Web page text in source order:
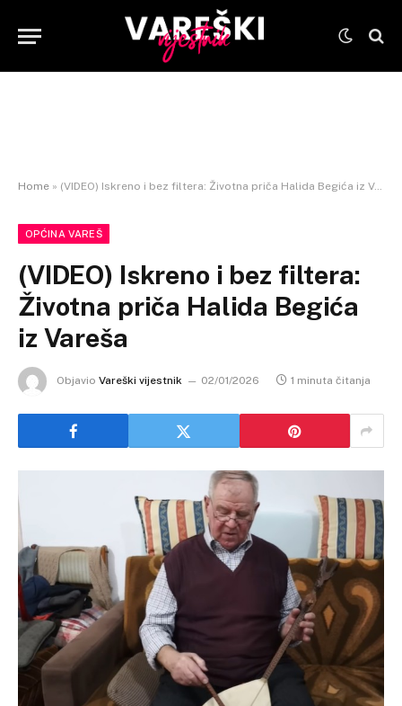
Home » (VIDEO) Iskreno i bez filtera: Životna priča Halida Begića iz Vareša
OPĆINA VAREŠ
(VIDEO) Iskreno i bez filtera:
Životna priča Halida Begića
iz Vareša
Objavio Vareški vijestnik 02/01/2026 1 minuta čitanja